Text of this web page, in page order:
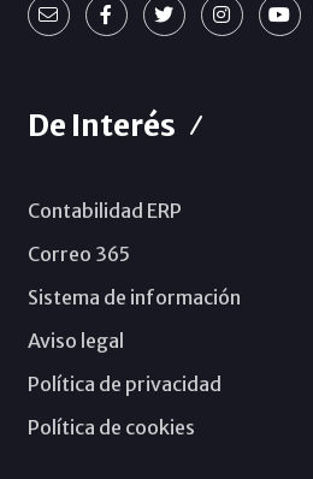
De Interés
Contabilidad ERP
Correo 365
Sistema de información
Aviso legal
Política de privacidad
Política de cookies